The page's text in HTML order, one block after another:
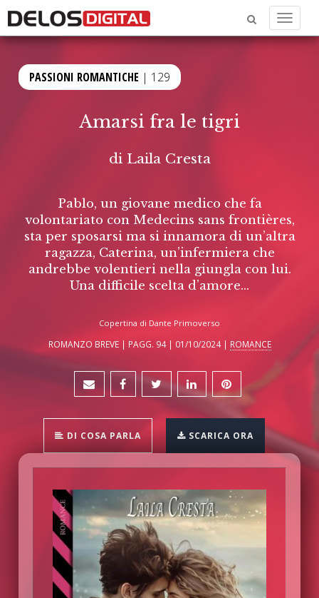
Menu
PASSIONI ROMANTICHE | 129
Amarsi fra le tigri
di Laila Cresta
Pablo, un giovane medico che fa
volontariato con Medecins sans frontières,
sta per sposarsi ma si innamora di un’altra
ragazza, Caterina, un’infermiera che
andrebbe volentieri nella giungla con lui.
Una difficile scelta d’amore...
Copertina di Dante Primoverso
ROMANZO BREVE | PAGG. 94 | 01/10/2024 | ROMANCE
DI COSA PARLA SCARICA ORA